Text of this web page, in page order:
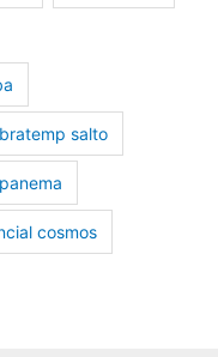
salto
cosmos